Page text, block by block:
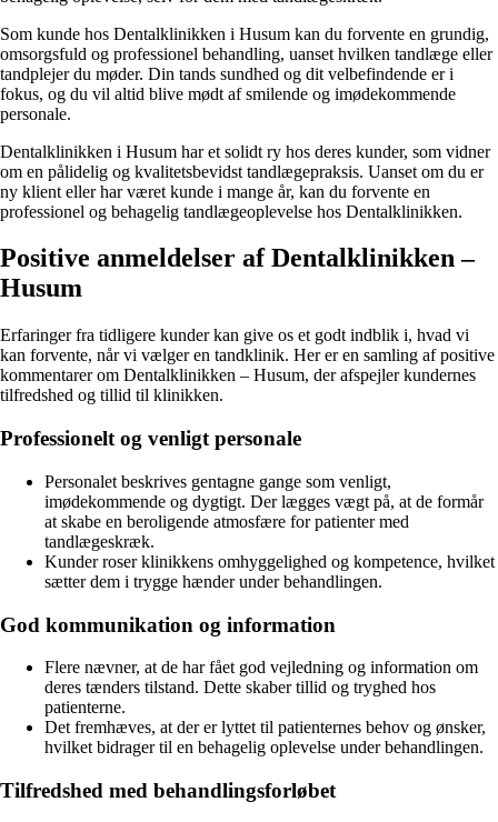
Som kunde hos Dentalklinikken i Husum kan du forvente en grundig,
omsorgsfuld og professionel behandling, uanset hvilken tandlæge eller
tandplejer du møder. Din tands sundhed og dit velbefindende er i
fokus, og du vil altid blive mødt af smilende og imødekommende
personale.
Dentalklinikken i Husum har et solidt ry hos deres kunder, som vidner
om en pålidelig og kvalitetsbevidst tandlægepraksis. Uanset om du er
ny klient eller har været kunde i mange år, kan du forvente en
professionel og behagelig tandlægeoplevelse hos Dentalklinikken.
Positive anmeldelser af Dentalklinikken –
Husum
Erfaringer fra tidligere kunder kan give os et godt indblik i, hvad vi
kan forvente, når vi vælger en tandklinik. Her er en samling af positive
kommentarer om Dentalklinikken – Husum, der afspejler kundernes
tilfredshed og tillid til klinikken.
Professionelt og venligt personale
Personalet beskrives gentagne gange som venligt,
imødekommende og dygtigt. Der lægges vægt på, at de formår
at skabe en beroligende atmosfære for patienter med
tandlægeskræk.
Kunder roser klinikkens omhyggelighed og kompetence, hvilket
sætter dem i trygge hænder under behandlingen.
God kommunikation og information
Flere nævner, at de har fået god vejledning og information om
deres tænders tilstand. Dette skaber tillid og tryghed hos
patienterne.
Det fremhæves, at der er lyttet til patienternes behov og ønsker,
hvilket bidrager til en behagelig oplevelse under behandlingen.
Tilfredshed med behandlingsforløbet